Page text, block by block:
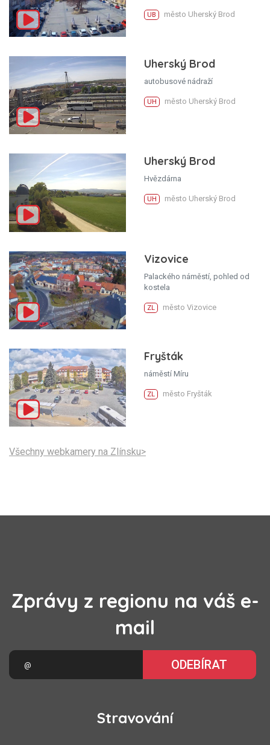
UB město Uherský Brod
Uherský Brod
autobusové nádraží
UH město Uherský Brod
Uherský Brod
Hvězdárna
UH město Uherský Brod
Vizovice
Palackého náměstí, pohled od
kostela
ZL město Vizovice
Fryšták
náměstí Míru
ZL město Fryšták
Všechny webkamery na Zlínsku>
Zprávy z regionu na váš e-
mail
ODEBÍRAT
Stravování